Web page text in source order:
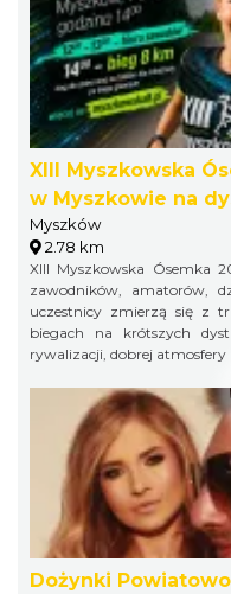
XIII Myszkowska
w Myszkowie na
Myszków
2.78 km
XIII Myszkowska Ósemka
zawodników, amatorów,
uczestnicy zmierzą się z
biegach na krótszych
rywalizacji, dobrej
Dożynki